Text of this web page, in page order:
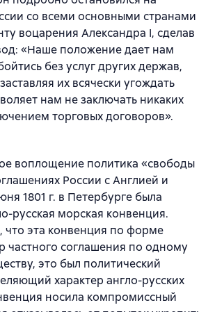
со всеми основными странами
воцарения Александра I, сделав
«Наше положение дает нам
без услуг других держав,
их всячески угождать
нам не заключать никаких
торговых договоров».
воплощение политика «свободы
России с Англией и
1801 г. в Петербурге была
русская морская конвенция.
что эта конвенция по форме
частного соглашения по одному
это был политический
характер англо-русских
носила компромиссный